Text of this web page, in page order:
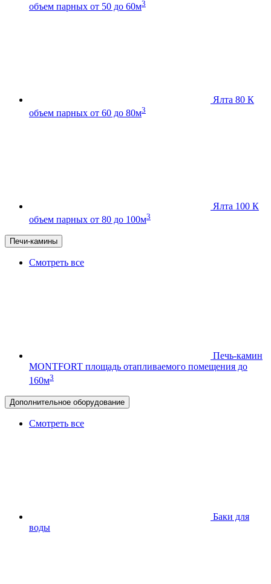
объем парных от 50 до 60м3
Ялта 80 К
объем парных от 60 до 80м3
Ялта 100 К
объем парных от 80 до 100м3
Печи-камины
Смотреть все
Печь-камин
MONTFORT площадь отапливаемого помещения до
160м3
Дополнительное оборудование
Смотреть все
Баки для
воды